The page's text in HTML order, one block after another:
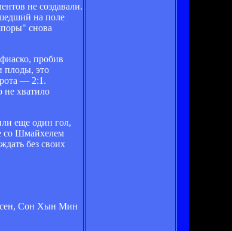
не создавали.
на поле
снова
пробив
плоды, это
— 2:1.
хватило
еще один гол,
со Шмайхелем
без своих
Сон Хын Мин